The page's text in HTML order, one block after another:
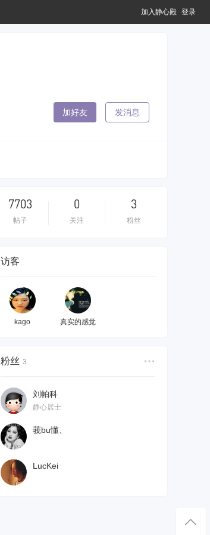
加入静心殿 登录
加好友 发消息
7703
帖子
0
关注
3
粉丝
访客
kago 真实的感觉
粉丝 3
刘帕科
静心居士
莪bu懂、
LucKei